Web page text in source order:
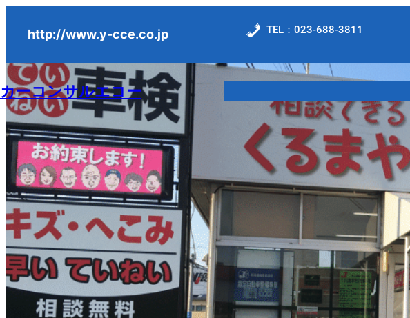
ス
キ
ッ
プ
http://www.y-cce.co.jp TEL：023-688-3811
カーコンサルエコー